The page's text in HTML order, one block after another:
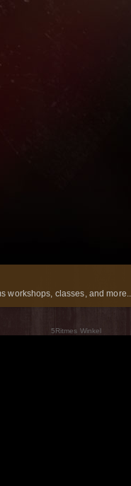
workshops, classes, and
5Ritmes Winkel